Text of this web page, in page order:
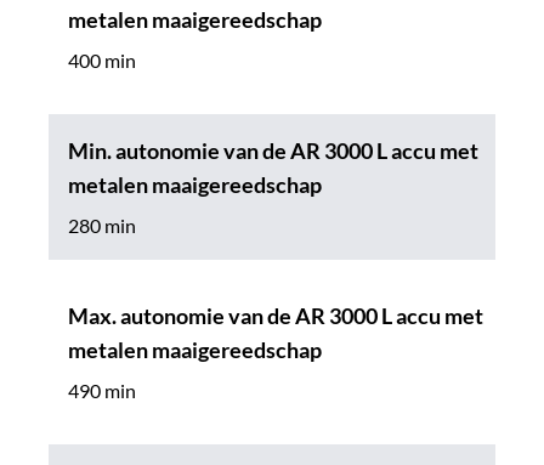
metalen maaigereedschap
400 min
Min. autonomie van de AR 3000 L accu met
metalen maaigereedschap
280 min
Max. autonomie van de AR 3000 L accu met
metalen maaigereedschap
490 min